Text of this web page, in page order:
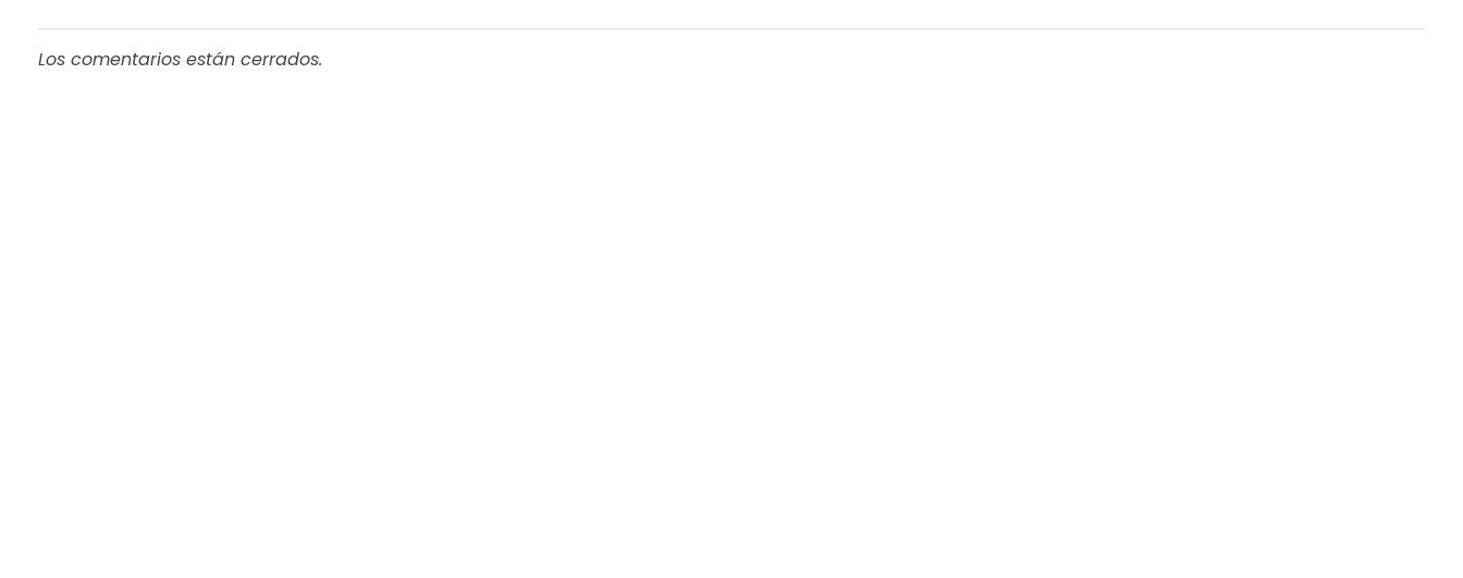
Los comentarios están cerrados.